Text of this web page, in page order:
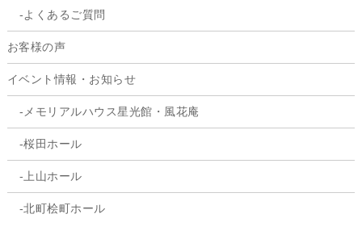
よくあるご質問
お客様の声
イベント情報・お知らせ
メモリアルハウス星光館・風花庵
桜田ホール
上山ホール
北町桧町ホール